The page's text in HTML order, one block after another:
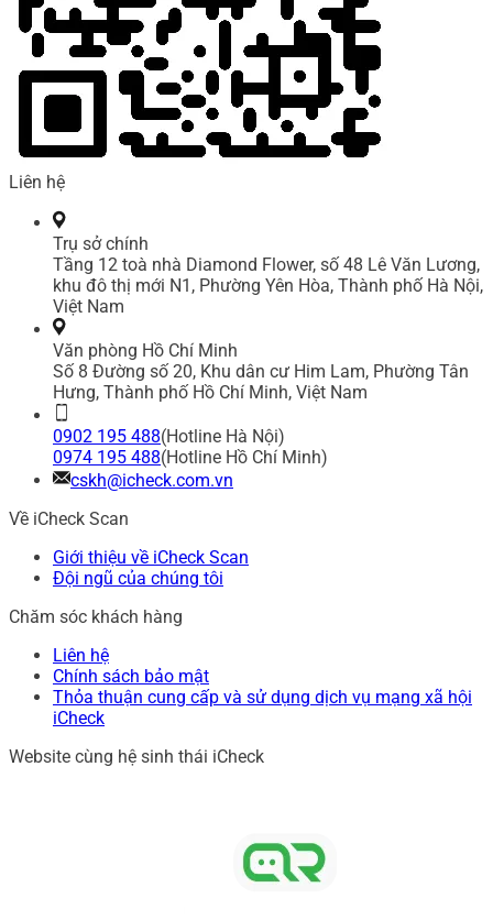
Liên hệ
Trụ sở chính
Tầng 12 toà nhà Diamond Flower, số 48 Lê Văn Lương,
khu đô thị mới N1, Phường Yên Hòa, Thành phố Hà Nội,
Việt Nam
Văn phòng Hồ Chí Minh
Số 8 Đường số 20, Khu dân cư Him Lam, Phường Tân
Hưng, Thành phố Hồ Chí Minh, Việt Nam
0902 195 488(Hotline Hà Nội)
0974 195 488(Hotline Hồ Chí Minh)
cskh@icheck.com.vn
Về iCheck Scan
Giới thiệu về iCheck Scan
Đội ngũ của chúng tôi
Chăm sóc khách hàng
Liên hệ
Chính sách bảo mật
Thỏa thuận cung cấp và sử dụng dịch vụ mạng xã hội
iCheck
Website cùng hệ sinh thái iCheck